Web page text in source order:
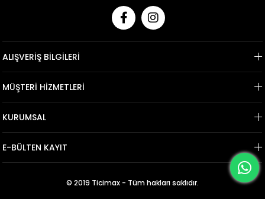
ALIŞVERİŞ BİLGİLERİ
MÜŞTERİ HİZMETLERİ
KURUMSAL
E-BÜLTEN KAYIT
© 2019 Ticimax - Tüm hakları saklıdır.